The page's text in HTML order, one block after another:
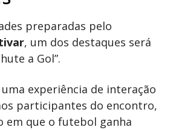
preparadas pelo
, um dos destaques será
a Gol”.
experiência de interação
participantes do encontro,
em que o futebol ganha